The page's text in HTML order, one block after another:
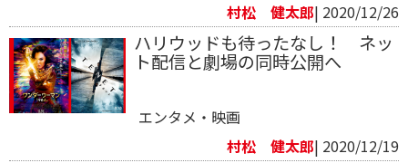
村松 健太郎| 2020/12/26
ハリウッドも待ったなし！ ネッ
ト配信と劇場の同時公開へ
エンタメ・映画
村松 健太郎| 2020/12/19